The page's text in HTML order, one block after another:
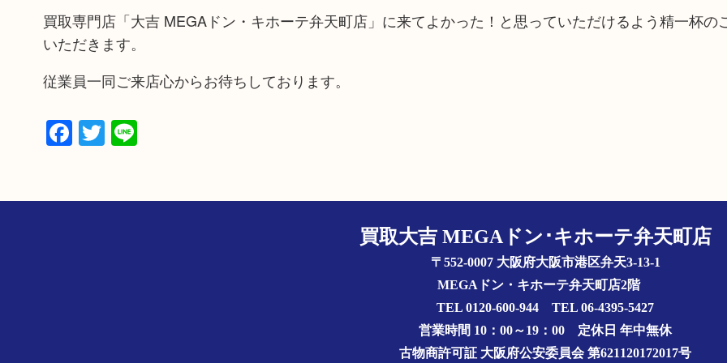
買取専門店「大吉 MEGAドン・キホーテ弁天町店」に来てよかった！と思っていただけるよう精一杯の
いただきます。
従業員一同ご来店心からお待ちしております。
Facebook
Twitter
Line
買取大吉 MEGAドン･キホーテ弁天町店
〒552-0007 大阪府大阪市港区弁天3-13-1
MEGAドン・キホーテ弁天町店2階
TEL 0120-600-944 TEL 06-4395-5427
営業時間 10：00～19：00 定休日 年中無休
古物商許可証 大阪府公安委員会 第621120172017号